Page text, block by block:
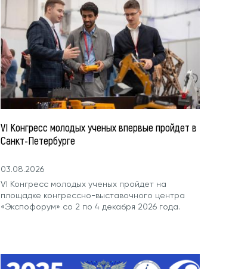
VI Конгресс молодых ученых впервые пройдет в
Санкт-Петербурге
03.08.2026
VI Конгресс молодых ученых пройдет на
площадке конгрессно-выставочного центра
«Экспофорум» со 2 по 4 декабря 2026 года.